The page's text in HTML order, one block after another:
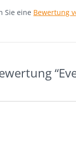
Sie eine Bewertung